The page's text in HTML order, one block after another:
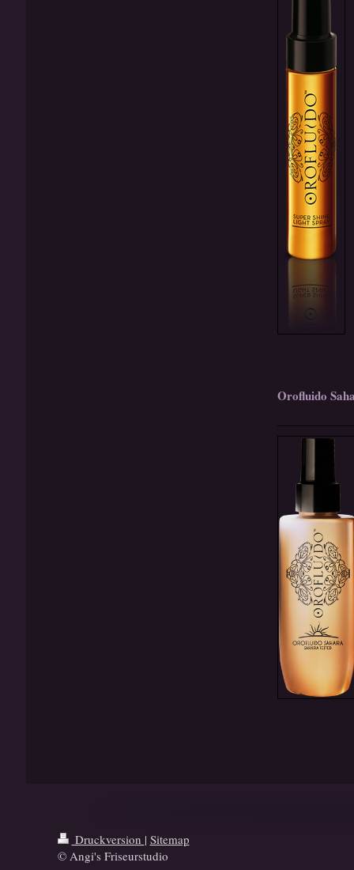
Orofluido
Druckversion | Sitemap
© Angi's Friseurstudio